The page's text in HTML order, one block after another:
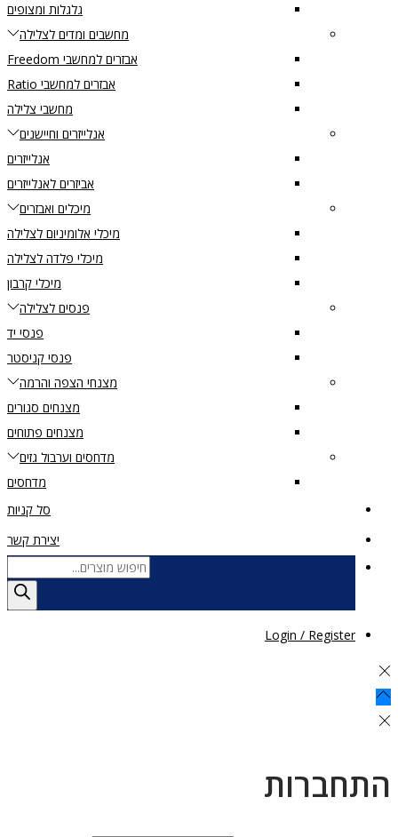
גלגלות ומצופים
מחשבים ומדים לצלילה
אבזרים למחשבי Freedom
אבזרים למחשבי Ratio
מחשבי צלילה
אנלייזרים וחיישנים
אנלייזרים
אביזרים לאנלייזרים
מיכלים ואבזרים
מיכלי אלומיניום לצלילה
מיכלי פלדה לצלילה
מיכלי קרבון
פנסים לצלילה
פנסי יד
פנסי קניסטר
מצנחי הצפה והרמה
מצנחים סגורים
מצנחים פתוחים
מדחסים וערבול גזים
מדחסים
סל קניות
יצירת קשר
Products
Login / Register
התחברות